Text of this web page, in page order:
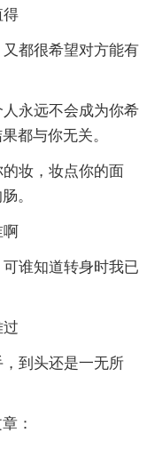
都很希望对方能有
永远不会成为你希
都与你无关。
妆，妆点你的面
。
谁知道转身时我已
到头还是一无所
：